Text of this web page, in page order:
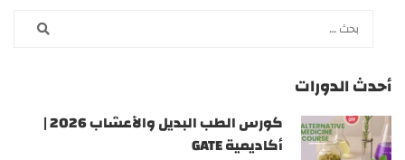
أحدث الدورات
كورس الطب البديل والأعشاب 2026 |
أكاديمية GATE